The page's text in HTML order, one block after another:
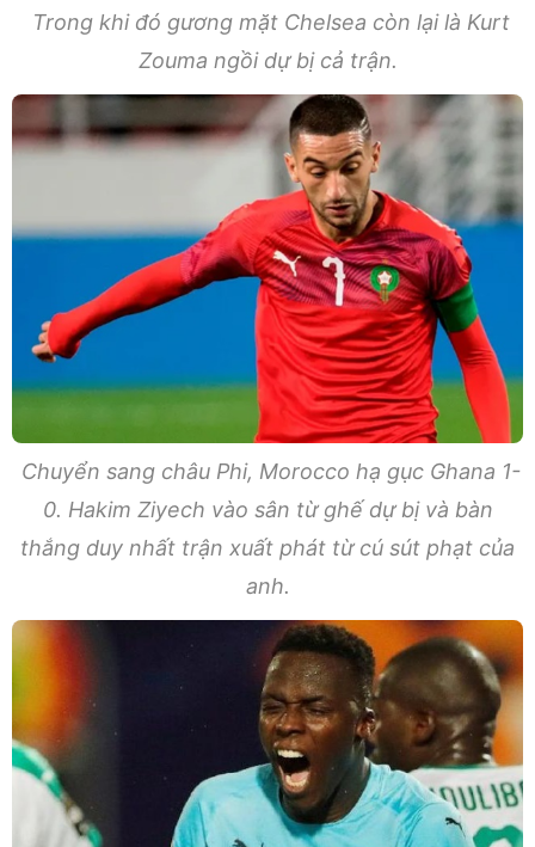
Trong khi đó gương mặt Chelsea còn lại là Kurt
Zouma ngồi dự bị cả trận.
Chuyển sang châu Phi, Morocco hạ gục Ghana 1-
0. Hakim Ziyech vào sân từ ghế dự bị và bàn
thắng duy nhất trận xuất phát từ cú sút phạt của
anh.